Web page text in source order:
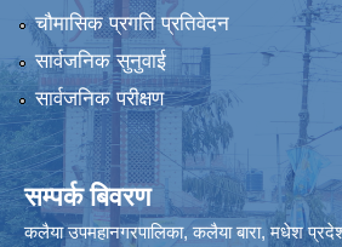
चौमासिक प्रगति प्रतिवेदन
सार्वजनिक सुनुवाई
सार्वजनिक परीक्षण
सम्पर्क बिवरण
कलैया उपमहानगरपालिका, कलैया बारा, मधेश